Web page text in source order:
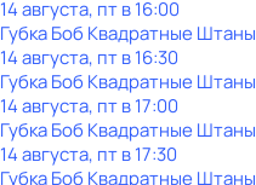
14 августа, пт в 16:00
Губка Боб Квадратные Штаны
14 августа, пт в 16:30
Губка Боб Квадратные Штаны
14 августа, пт в 17:00
Губка Боб Квадратные Штаны
14 августа, пт в 17:30
Губка Боб Квадратные Штаны